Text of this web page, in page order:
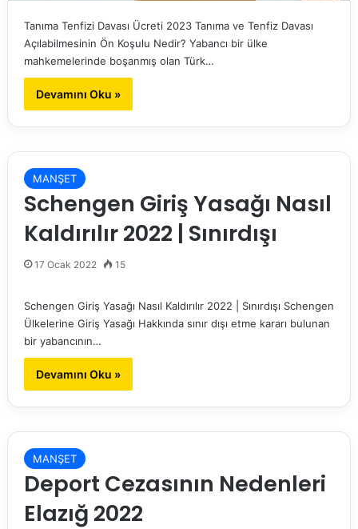
Tanıma Tenfizi Davası Ücreti 2023 Tanıma ve Tenfiz Davası
Açılabilmesinin Ön Koşulu Nedir? Yabancı bir ülke
mahkemelerinde boşanmış olan Türk…
Devamını Oku »
MANŞET
Schengen Giriş Yasağı Nasıl
Kaldırılır 2022 | Sınırdışı
17 Ocak 2022 15
Schengen Giriş Yasağı Nasıl Kaldırılır 2022 | Sınırdışı Schengen
Ülkelerine Giriş Yasağı Hakkında sınır dışı etme kararı bulunan
bir yabancının…
Devamını Oku »
MANŞET
Deport Cezasının Nedenleri
Elazığ 2022